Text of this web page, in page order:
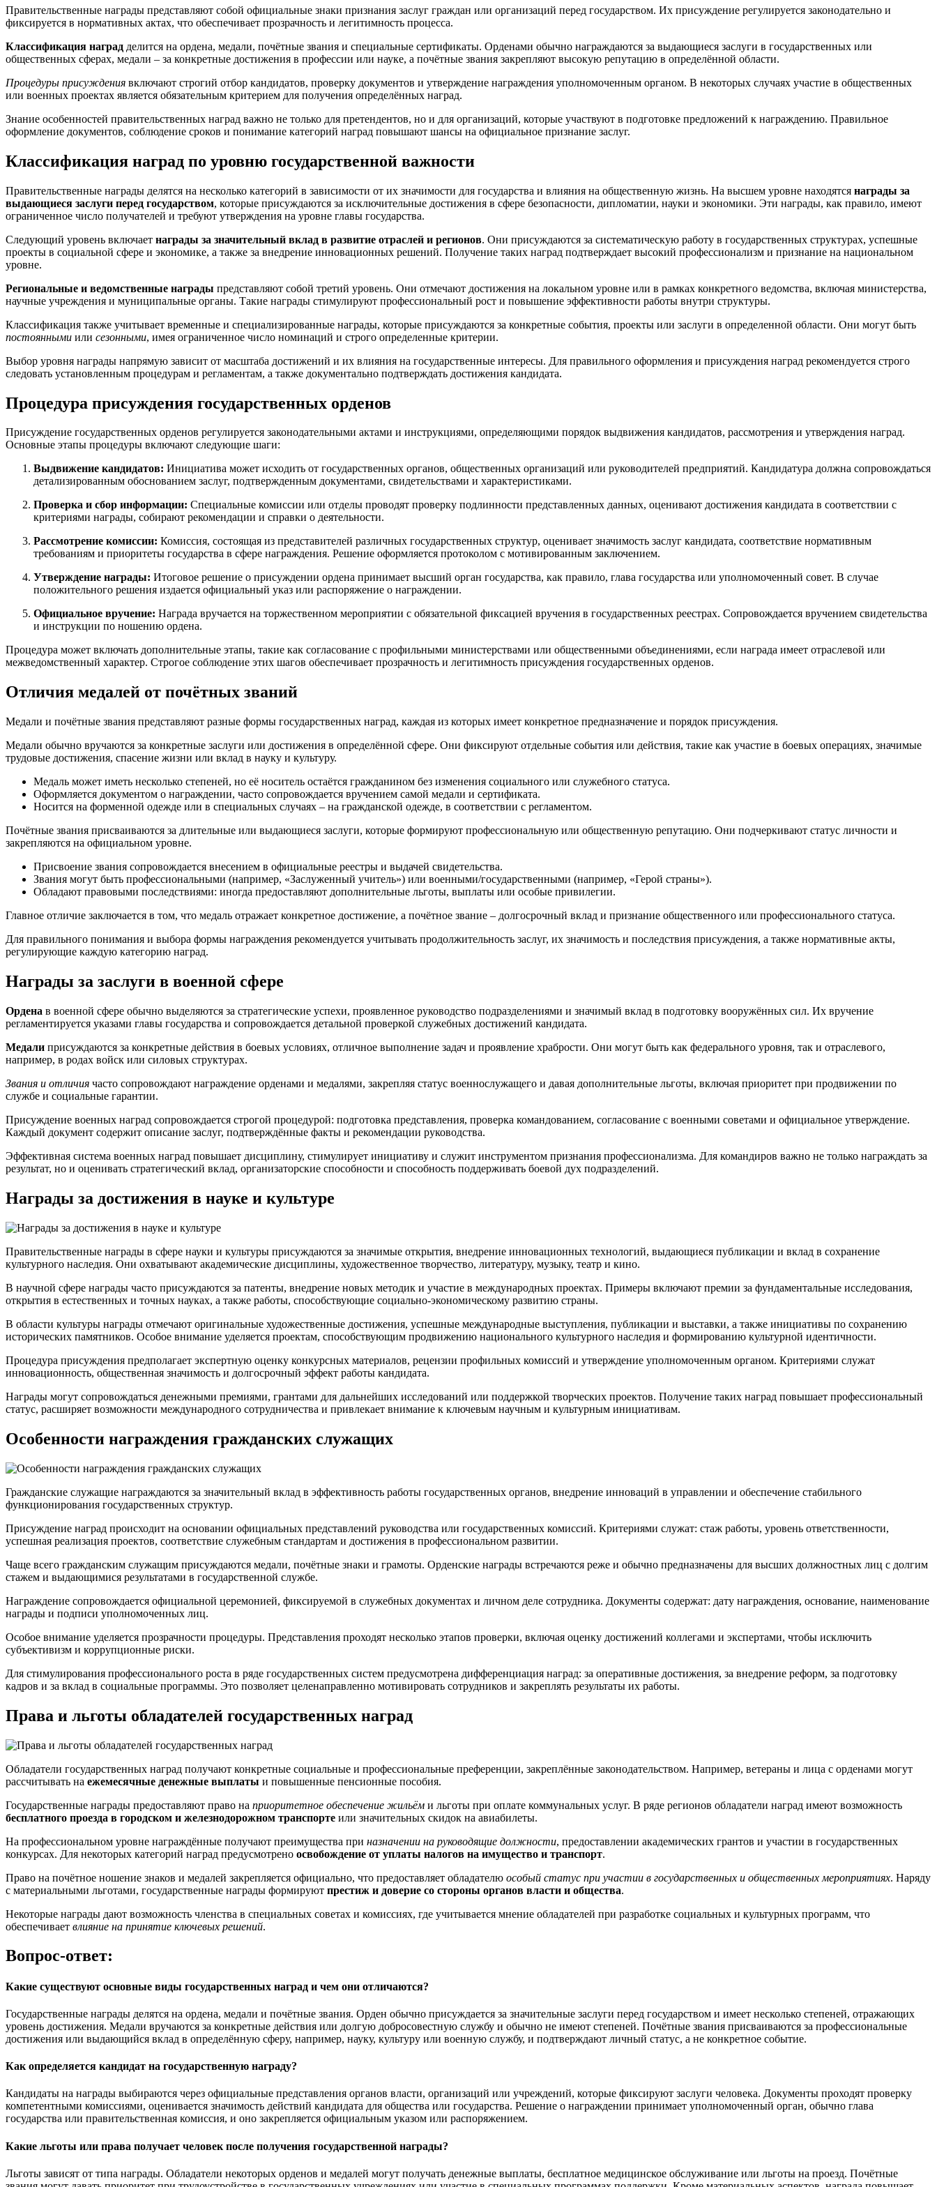
Правительственные награды представляют собой официальные знаки признания заслуг граждан или организаций перед государством. Их присуждение регулируется законодательно и
фиксируется в нормативных актах, что обеспечивает прозрачность и легитимность процесса.
Классификация наград делится на ордена, медали, почётные звания и специальные сертификаты. Орденами обычно награждаются за выдающиеся заслуги в государственных или
общественных сферах, медали – за конкретные достижения в профессии или науке, а почётные звания закрепляют высокую репутацию в определённой области.
Процедуры присуждения включают строгий отбор кандидатов, проверку документов и утверждение награждения уполномоченным органом. В некоторых случаях участие в общественных
или военных проектах является обязательным критерием для получения определённых наград.
Знание особенностей правительственных наград важно не только для претендентов, но и для организаций, которые участвуют в подготовке предложений к награждению. Правильное
оформление документов, соблюдение сроков и понимание категорий наград повышают шансы на официальное признание заслуг.
Классификация наград по уровню государственной важности
Правительственные награды делятся на несколько категорий в зависимости от их значимости для государства и влияния на общественную жизнь. На высшем уровне находятся награды за
выдающиеся заслуги перед государством, которые присуждаются за исключительные достижения в сфере безопасности, дипломатии, науки и экономики. Эти награды, как правило, имеют
ограниченное число получателей и требуют утверждения на уровне главы государства.
Следующий уровень включает награды за значительный вклад в развитие отраслей и регионов. Они присуждаются за систематическую работу в государственных структурах, успешные
проекты в социальной сфере и экономике, а также за внедрение инновационных решений. Получение таких наград подтверждает высокий профессионализм и признание на национальном
уровне.
Региональные и ведомственные награды представляют собой третий уровень. Они отмечают достижения на локальном уровне или в рамках конкретного ведомства, включая министерства,
научные учреждения и муниципальные органы. Такие награды стимулируют профессиональный рост и повышение эффективности работы внутри структуры.
Классификация также учитывает временные и специализированные награды, которые присуждаются за конкретные события, проекты или заслуги в определенной области. Они могут быть
постоянными или сезонными, имея ограниченное число номинаций и строго определенные критерии.
Выбор уровня награды напрямую зависит от масштаба достижений и их влияния на государственные интересы. Для правильного оформления и присуждения наград рекомендуется строго
следовать установленным процедурам и регламентам, а также документально подтверждать достижения кандидата.
Процедура присуждения государственных орденов
Присуждение государственных орденов регулируется законодательными актами и инструкциями, определяющими порядок выдвижения кандидатов, рассмотрения и утверждения наград.
Основные этапы процедуры включают следующие шаги:
Выдвижение кандидатов: Инициатива может исходить от государственных органов, общественных организаций или руководителей предприятий. Кандидатура должна сопровождаться
детализированным обоснованием заслуг, подтвержденным документами, свидетельствами и характеристиками.
Проверка и сбор информации: Специальные комиссии или отделы проводят проверку подлинности представленных данных, оценивают достижения кандидата в соответствии с
критериями награды, собирают рекомендации и справки о деятельности.
Рассмотрение комиссии: Комиссия, состоящая из представителей различных государственных структур, оценивает значимость заслуг кандидата, соответствие нормативным
требованиям и приоритеты государства в сфере награждения. Решение оформляется протоколом с мотивированным заключением.
Утверждение награды: Итоговое решение о присуждении ордена принимает высший орган государства, как правило, глава государства или уполномоченный совет. В случае
положительного решения издается официальный указ или распоряжение о награждении.
Официальное вручение: Награда вручается на торжественном мероприятии с обязательной фиксацией вручения в государственных реестрах. Сопровождается вручением свидетельства
и инструкции по ношению ордена.
Процедура может включать дополнительные этапы, такие как согласование с профильными министерствами или общественными объединениями, если награда имеет отраслевой или
межведомственный характер. Строгое соблюдение этих шагов обеспечивает прозрачность и легитимность присуждения государственных орденов.
Отличия медалей от почётных званий
Медали и почётные звания представляют разные формы государственных наград, каждая из которых имеет конкретное предназначение и порядок присуждения.
Медали обычно вручаются за конкретные заслуги или достижения в определённой сфере. Они фиксируют отдельные события или действия, такие как участие в боевых операциях, значимые
трудовые достижения, спасение жизни или вклад в науку и культуру.
Медаль может иметь несколько степеней, но её носитель остаётся гражданином без изменения социального или служебного статуса.
Оформляется документом о награждении, часто сопровождается вручением самой медали и сертификата.
Носится на форменной одежде или в специальных случаях – на гражданской одежде, в соответствии с регламентом.
Почётные звания присваиваются за длительные или выдающиеся заслуги, которые формируют профессиональную или общественную репутацию. Они подчеркивают статус личности и
закрепляются на официальном уровне.
Присвоение звания сопровождается внесением в официальные реестры и выдачей свидетельства.
Звания могут быть профессиональными (например, «Заслуженный учитель») или военными/государственными (например, «Герой страны»).
Обладают правовыми последствиями: иногда предоставляют дополнительные льготы, выплаты или особые привилегии.
Главное отличие заключается в том, что медаль отражает конкретное достижение, а почётное звание – долгосрочный вклад и признание общественного или профессионального статуса.
Для правильного понимания и выбора формы награждения рекомендуется учитывать продолжительность заслуг, их значимость и последствия присуждения, а также нормативные акты,
регулирующие каждую категорию наград.
Награды за заслуги в военной сфере
Ордена в военной сфере обычно выделяются за стратегические успехи, проявленное руководство подразделениями и значимый вклад в подготовку вооружённых сил. Их вручение
регламентируется указами главы государства и сопровождается детальной проверкой служебных достижений кандидата.
Медали присуждаются за конкретные действия в боевых условиях, отличное выполнение задач и проявление храбрости. Они могут быть как федерального уровня, так и отраслевого,
например, в родах войск или силовых структурах.
Звания и отличия часто сопровождают награждение орденами и медалями, закрепляя статус военнослужащего и давая дополнительные льготы, включая приоритет при продвижении по
службе и социальные гарантии.
Присуждение военных наград сопровождается строгой процедурой: подготовка представления, проверка командованием, согласование с военными советами и официальное утверждение.
Каждый документ содержит описание заслуг, подтверждённые факты и рекомендации руководства.
Эффективная система военных наград повышает дисциплину, стимулирует инициативу и служит инструментом признания профессионализма. Для командиров важно не только награждать за
результат, но и оценивать стратегический вклад, организаторские способности и способность поддерживать боевой дух подразделений.
Награды за достижения в науке и культуре
Правительственные награды в сфере науки и культуры присуждаются за значимые открытия, внедрение инновационных технологий, выдающиеся публикации и вклад в сохранение
культурного наследия. Они охватывают академические дисциплины, художественное творчество, литературу, музыку, театр и кино.
В научной сфере награды часто присуждаются за патенты, внедрение новых методик и участие в международных проектах. Примеры включают премии за фундаментальные исследования,
открытия в естественных и точных науках, а также работы, способствующие социально-экономическому развитию страны.
В области культуры награды отмечают оригинальные художественные достижения, успешные международные выступления, публикации и выставки, а также инициативы по сохранению
исторических памятников. Особое внимание уделяется проектам, способствующим продвижению национального культурного наследия и формированию культурной идентичности.
Процедура присуждения предполагает экспертную оценку конкурсных материалов, рецензии профильных комиссий и утверждение уполномоченным органом. Критериями служат
инновационность, общественная значимость и долгосрочный эффект работы кандидата.
Награды могут сопровождаться денежными премиями, грантами для дальнейших исследований или поддержкой творческих проектов. Получение таких наград повышает профессиональный
статус, расширяет возможности международного сотрудничества и привлекает внимание к ключевым научным и культурным инициативам.
Особенности награждения гражданских служащих
Гражданские служащие награждаются за значительный вклад в эффективность работы государственных органов, внедрение инноваций в управлении и обеспечение стабильного
функционирования государственных структур.
Присуждение наград происходит на основании официальных представлений руководства или государственных комиссий. Критериями служат: стаж работы, уровень ответственности,
успешная реализация проектов, соответствие служебным стандартам и достижения в профессиональном развитии.
Чаще всего гражданским служащим присуждаются медали, почётные знаки и грамоты. Орденские награды встречаются реже и обычно предназначены для высших должностных лиц с долгим
стажем и выдающимися результатами в государственной службе.
Награждение сопровождается официальной церемонией, фиксируемой в служебных документах и личном деле сотрудника. Документы содержат: дату награждения, основание, наименование
награды и подписи уполномоченных лиц.
Особое внимание уделяется прозрачности процедуры. Представления проходят несколько этапов проверки, включая оценку достижений коллегами и экспертами, чтобы исключить
субъективизм и коррупционные риски.
Для стимулирования профессионального роста в ряде государственных систем предусмотрена дифференциация наград: за оперативные достижения, за внедрение реформ, за подготовку
кадров и за вклад в социальные программы. Это позволяет целенаправленно мотивировать сотрудников и закреплять результаты их работы.
Права и льготы обладателей государственных наград
Обладатели государственных наград получают конкретные социальные и профессиональные преференции, закреплённые законодательством. Например, ветераны и лица с орденами могут
рассчитывать на ежемесячные денежные выплаты и повышенные пенсионные пособия.
Государственные награды предоставляют право на приоритетное обеспечение жильём и льготы при оплате коммунальных услуг. В ряде регионов обладатели наград имеют возможность
бесплатного проезда в городском и железнодорожном транспорте или значительных скидок на авиабилеты.
На профессиональном уровне награждённые получают преимущества при назначении на руководящие должности, предоставлении академических грантов и участии в государственных
конкурсах. Для некоторых категорий наград предусмотрено освобождение от уплаты налогов на имущество и транспорт.
Право на почётное ношение знаков и медалей закрепляется официально, что предоставляет обладателю особый статус при участии в государственных и общественных мероприятиях. Наряду
с материальными льготами, государственные награды формируют престиж и доверие со стороны органов власти и общества.
Некоторые награды дают возможность членства в специальных советах и комиссиях, где учитывается мнение обладателей при разработке социальных и культурных программ, что
обеспечивает влияние на принятие ключевых решений.
Вопрос-ответ:
Какие существуют основные виды государственных наград и чем они отличаются?
Государственные награды делятся на ордена, медали и почётные звания. Орден обычно присуждается за значительные заслуги перед государством и имеет несколько степеней, отражающих
уровень достижения. Медали вручаются за конкретные действия или долгую добросовестную службу и обычно не имеют степеней. Почётные звания присваиваются за профессиональные
достижения или выдающийся вклад в определённую сферу, например, науку, культуру или военную службу, и подтверждают личный статус, а не конкретное событие.
Как определяется кандидат на государственную награду?
Кандидаты на награды выбираются через официальные представления органов власти, организаций или учреждений, которые фиксируют заслуги человека. Документы проходят проверку
компетентными комиссиями, оценивается значимость действий кандидата для общества или государства. Решение о награждении принимает уполномоченный орган, обычно глава
государства или правительственная комиссия, и оно закрепляется официальным указом или распоряжением.
Какие льготы или права получает человек после получения государственной награды?
Льготы зависят от типа награды. Обладатели некоторых орденов и медалей могут получать денежные выплаты, бесплатное медицинское обслуживание или льготы на проезд. Почётные